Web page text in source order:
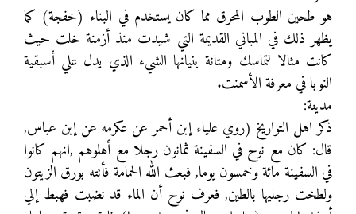
هو طحين الطوب المحرق مما كان يستخدم في البناء (خفجة) كما
يظهر ذلك في المباني القديمة التي شيدت منذ أزمنة خلت حيث
كانت مثالا لتماسك ومتانة بنيانها الشيء الذي يدل علي أسبقية
النوبا في معرفة الأسمنت.
مدينة:
ذكر اهل التواريخ (روي علياء إبن أحمر عن عكرمه عن إبن عباس,
قال: كان مع نوح في السفينة ثمانون رجلا مع أهلوهم ,انهم كانوا
في السفينة مائة وخمسون يوما, فبعث الله الحمامة فأتته بورق الزيتون
ولطخت رجليها بالطين, فعرف نوح أن الماء قد نضبت فهبط إلي